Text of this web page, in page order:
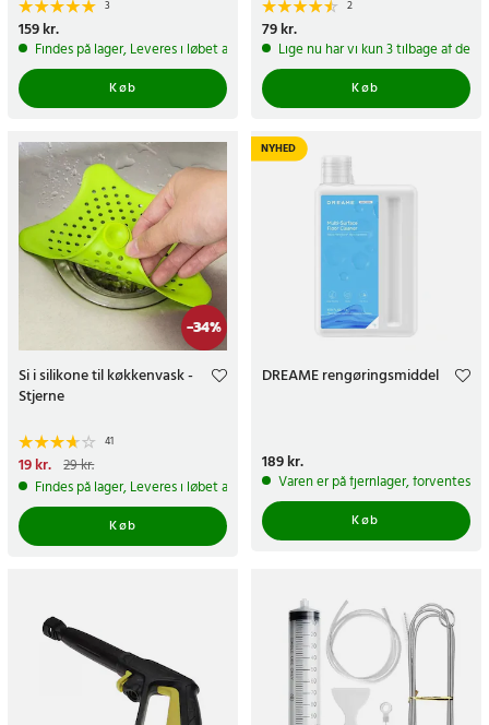
3
Pris:159 kr.
159 kr.
Findes på lager, Leveres i løbet af 1-2 hverdage
Køb
2
Pris:79 kr.
79 kr.
Lige nu har vi kun 3 tilbage af
Køb
-34%
Si i silikone til køkkenvask -
Stjerne
41
Nuværende pris
pris:29 kr.
19 kr. 29 kr.
Findes på lager, Leveres i løbet af 1-2 hverdage
Køb
NYHED
DREAME rengøringsmiddel
Pris:189 kr.
189 kr.
Varen er på fjernlager, forventes
Køb